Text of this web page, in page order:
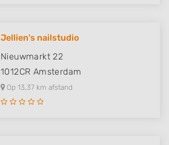
Jellien's nailstudio
Nieuwmarkt 22
1012CR Amsterdam
Op 13,37 km afstand